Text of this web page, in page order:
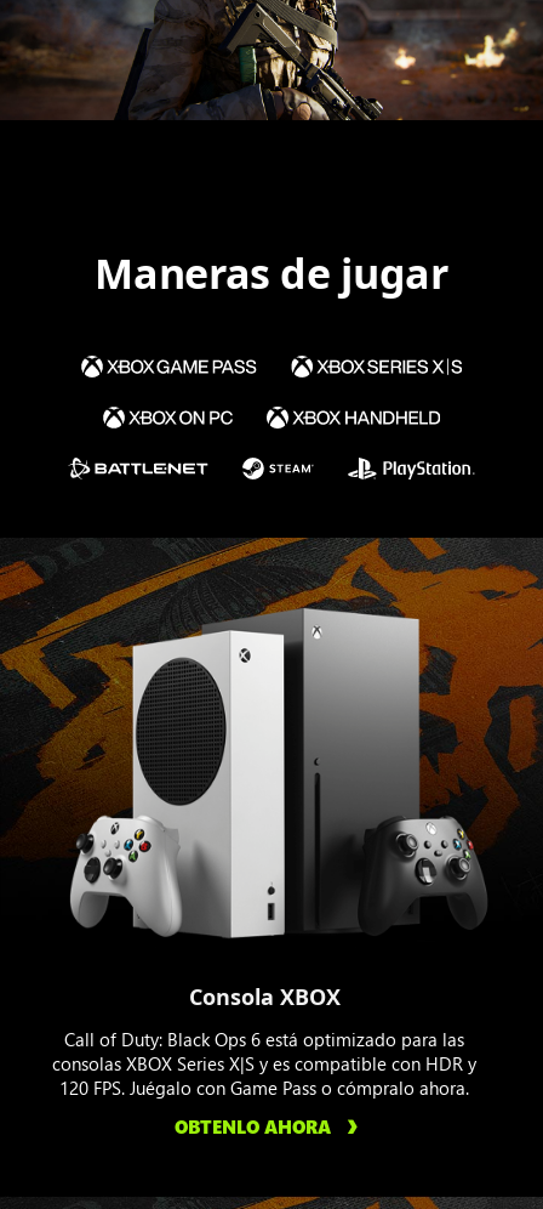
Maneras de jugar
Consola XBOX
Call of Duty: Black Ops 6 está optimizado para las
consolas XBOX Series X|S y es compatible con HDR y
120 FPS. Juégalo con Game Pass o cómpralo ahora.
OBTENLO AHORA